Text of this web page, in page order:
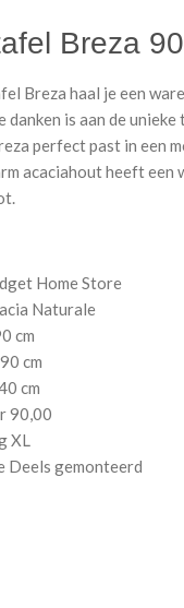
Breza
Breza haal je een
danken is aan de
perfect past in een
acaciahout heeft een
Home Store
Naturale
cm
90 cm
cm
90,00
XL
Deels gemonteerd